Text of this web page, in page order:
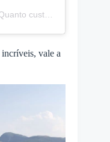
vale a